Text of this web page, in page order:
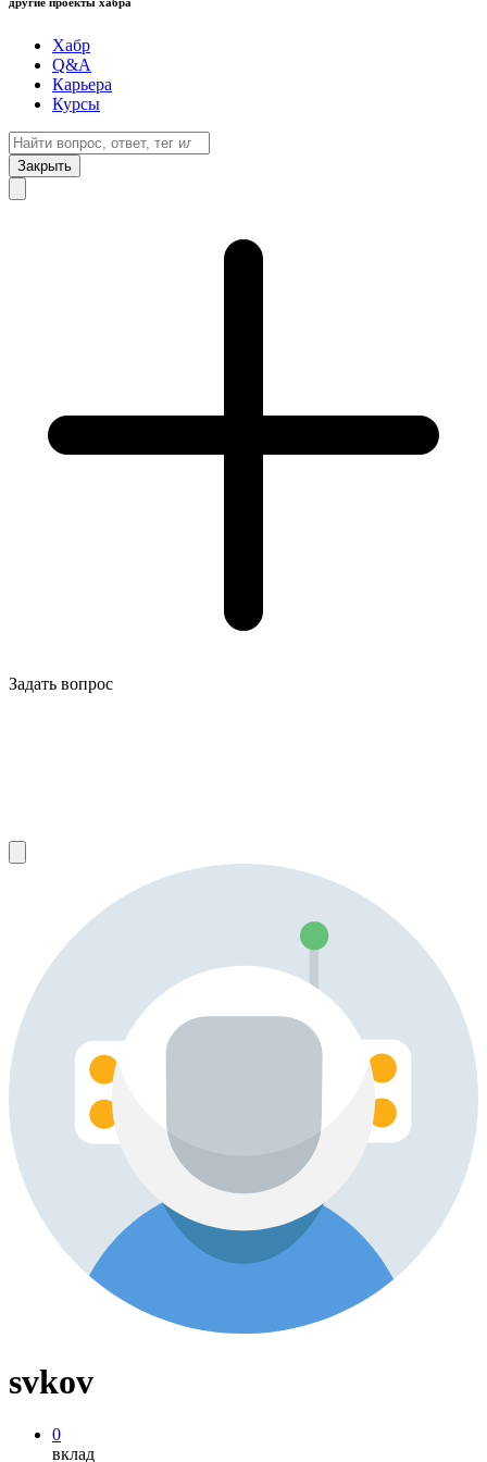
Хабр
Q&A
Карьера
Курсы
Закрыть
Задать вопрос
svkov
0
вклад